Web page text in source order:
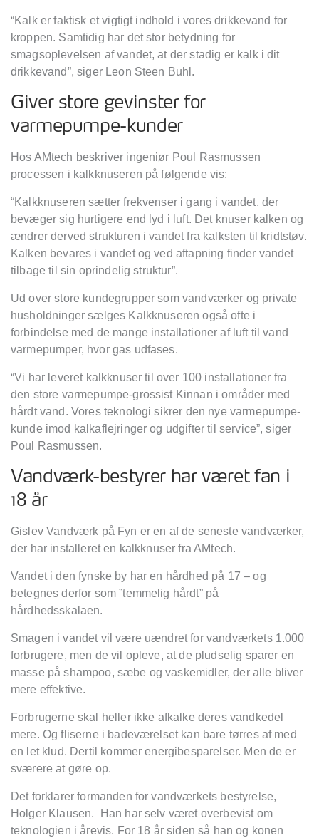
“Kalk er faktisk et vigtigt indhold i vores drikkevand for
kroppen. Samtidig har det stor betydning for
smagsoplevelsen af vandet, at der stadig er kalk i dit
drikkevand”, siger Leon Steen Buhl.
Giver store gevinster for
varmepumpe-kunder
Hos AMtech beskriver ingeniør Poul Rasmussen
processen i kalkknuseren på følgende vis:
“Kalkknuseren sætter frekvenser i gang i vandet, der
bevæger sig hurtigere end lyd i luft. Det knuser kalken og
ændrer derved strukturen i vandet fra kalksten til kridtstøv.
Kalken bevares i vandet og ved aftapning finder vandet
tilbage til sin oprindelig struktur”.
Ud over store kundegrupper som vandværker og private
husholdninger sælges Kalkknuseren også ofte i
forbindelse med de mange installationer af luft til vand
varmepumper, hvor gas udfases.
“Vi har leveret kalkknuser til over 100 installationer fra
den store varmepumpe-grossist Kinnan i områder med
hårdt vand. Vores teknologi sikrer den nye varmepumpe-
kunde imod kalkaflejringer og udgifter til service”, siger
Poul Rasmussen.
Vandværk-bestyrer har været fan i
18 år
Gislev Vandværk på Fyn er en af de seneste vandværker,
der har installeret en kalkknuser fra AMtech.
Vandet i den fynske by har en hårdhed på 17 – og
betegnes derfor som ”temmelig hårdt” på
hårdhedsskalaen.
Smagen i vandet vil være uændret for vandværkets 1.000
forbrugere, men de vil opleve, at de pludselig sparer en
masse på shampoo, sæbe og vaskemidler, der alle bliver
mere effektive.
Forbrugerne skal heller ikke afkalke deres vandkedel
mere. Og fliserne i badeværelset kan bare tørres af med
en let klud. Dertil kommer energibesparelser. Men de er
sværere at gøre op.
Det forklarer formanden for vandværkets bestyrelse,
Holger Klausen. Han har selv været overbevist om
teknologien i årevis. For 18 år siden så han og konen